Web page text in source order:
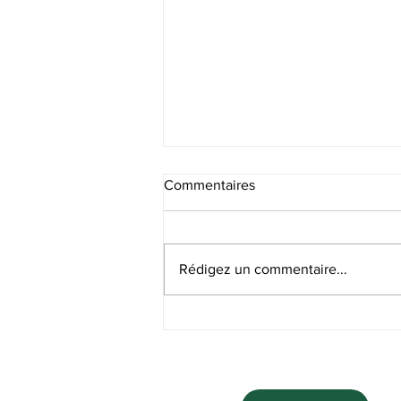
Recrutement SF
Commentaires
Rédigez un commentaire...